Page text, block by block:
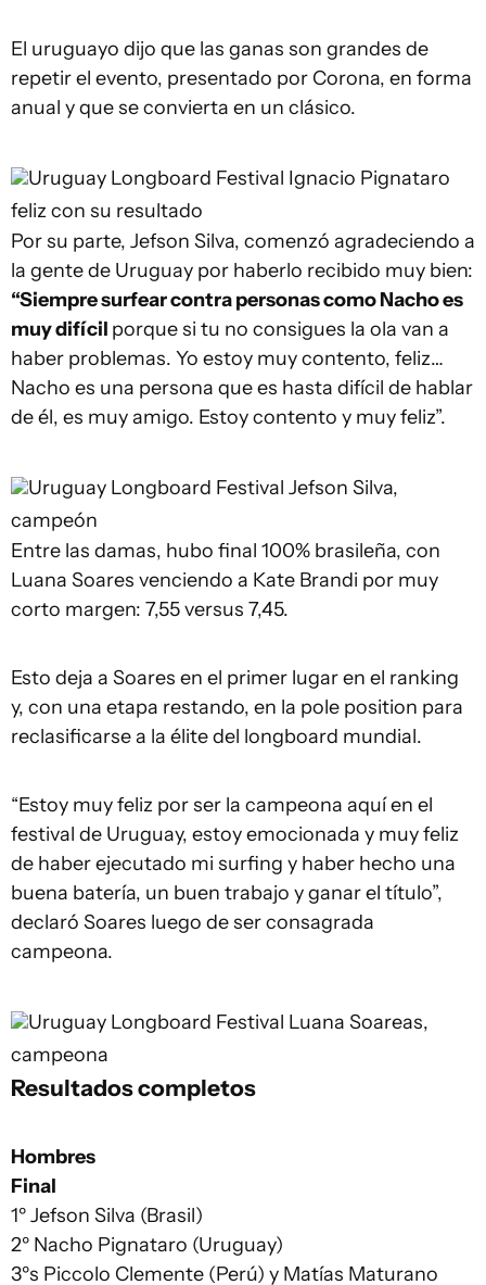
El uruguayo dijo que las ganas son grandes de
repetir el evento, presentado por Corona, en forma
anual y que se convierta en un clásico.
Uruguay Longboard Festival Ignacio Pignataro
feliz con su resultado
Por su parte, Jefson Silva, comenzó agradeciendo a
la gente de Uruguay por haberlo recibido muy bien:
“Siempre surfear contra personas como Nacho es
muy difícil porque si tu no consigues la ola van a
haber problemas. Yo estoy muy contento, feliz…
Nacho es una persona que es hasta difícil de hablar
de él, es muy amigo. Estoy contento y muy feliz”.
Uruguay Longboard Festival Jefson Silva,
campeón
Entre las damas, hubo final 100% brasileña, con
Luana Soares venciendo a Kate Brandi por muy
corto margen: 7,55 versus 7,45.
Esto deja a Soares en el primer lugar en el ranking
y, con una etapa restando, en la pole position para
reclasificarse a la élite del longboard mundial.
“Estoy muy feliz por ser la campeona aquí en el
festival de Uruguay, estoy emocionada y muy feliz
de haber ejecutado mi surfing y haber hecho una
buena batería, un buen trabajo y ganar el título”,
declaró Soares luego de ser consagrada
campeona.
Uruguay Longboard Festival Luana Soareas,
campeona
Resultados completos
Hombres
Final
1º Jefson Silva (Brasil)
2º Nacho Pignataro (Uruguay)
3ºs Piccolo Clemente (Perú) y Matías Maturano